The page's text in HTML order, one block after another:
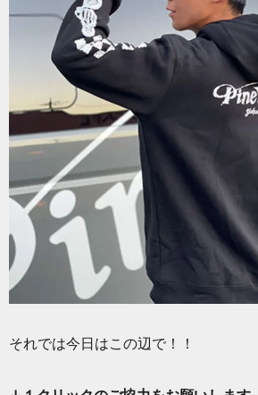
それでは今日はこの辺で！！